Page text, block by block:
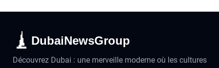
DubaiNewsGroup
Découvrez Dubai : une merveille moderne où les cultures